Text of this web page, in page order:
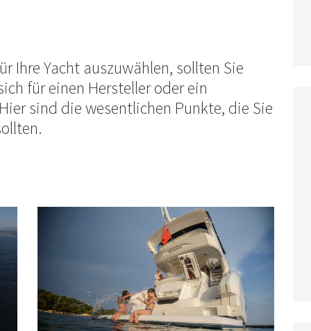
Ihre Yacht auszuwählen, sollten Sie
für einen Hersteller oder ein
sind die wesentlichen Punkte, die Sie